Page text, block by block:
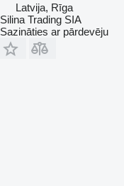
Latvija, Rīga
Silina Trading SIA
Sazināties ar pārdevēju